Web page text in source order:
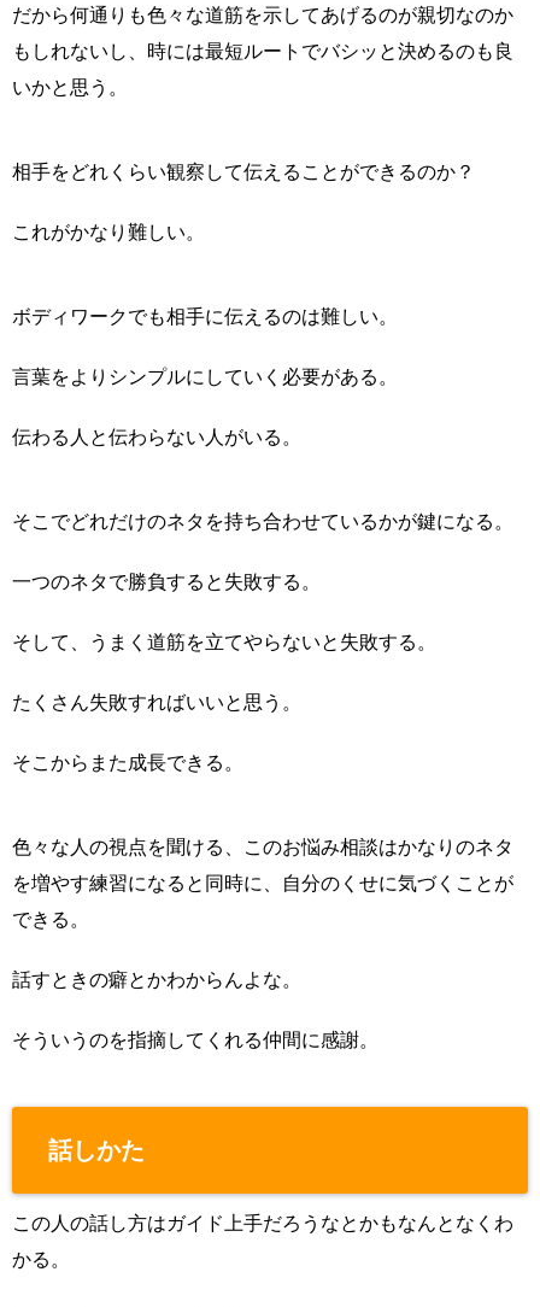
だから何通りも色々な道筋を示してあげるのが親切なのか
もしれないし、時には最短ルートでバシッと決めるのも良
いかと思う。
相手をどれくらい観察して伝えることができるのか？
これがかなり難しい。
ボディワークでも相手に伝えるのは難しい。
言葉をよりシンプルにしていく必要がある。
伝わる人と伝わらない人がいる。
そこでどれだけのネタを持ち合わせているかが鍵になる。
一つのネタで勝負すると失敗する。
そして、うまく道筋を立てやらないと失敗する。
たくさん失敗すればいいと思う。
そこからまた成長できる。
色々な人の視点を聞ける、このお悩み相談はかなりのネタ
を増やす練習になると同時に、自分のくせに気づくことが
できる。
話すときの癖とかわからんよな。
そういうのを指摘してくれる仲間に感謝。
話しかた
この人の話し方はガイド上手だろうなとかもなんとなくわ
かる。